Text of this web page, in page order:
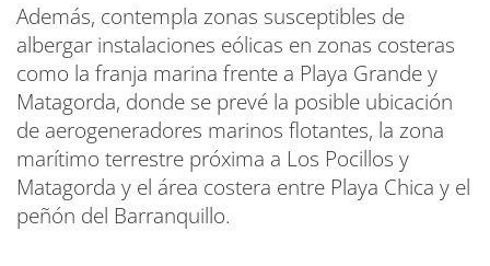
Además, contempla zonas susceptibles de
albergar instalaciones eólicas en zonas costeras
como la franja marina frente a Playa Grande y
Matagorda, donde se prevé la posible ubicación
de aerogeneradores marinos flotantes, la zona
marítimo terrestre próxima a Los Pocillos y
Matagorda y el área costera entre Playa Chica y el
peñón del Barranquillo.